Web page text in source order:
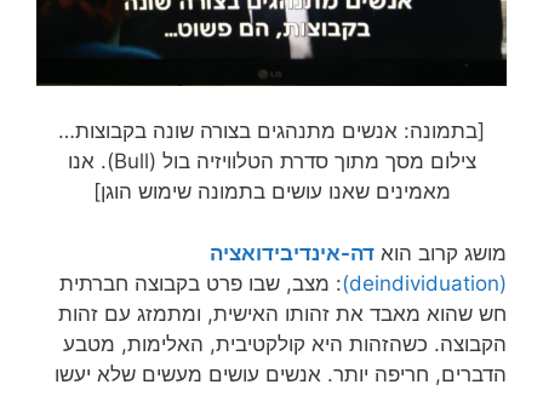
[בתמונה: אנשים מתנהגים בצורה שונה בקבוצות…
צילום מסך מתוך סדרת הטלוויזיה בול (Bull). אנו
מאמינים שאנו עושים בתמונה שימוש הוגן]
מושג קרוב הוא דה-אינדיבידואציה
(deindividuation)
: מצב, שבו פרט בקבוצה חברתית
חש שהוא מאבד את זהותו האישית, ומתמזג עם זהות
הקבוצה. כשהזהות היא קולקטיבית, האלימות, מטבע
הדברים, חריפה יותר. אנשים עושים מעשים שלא יעשו